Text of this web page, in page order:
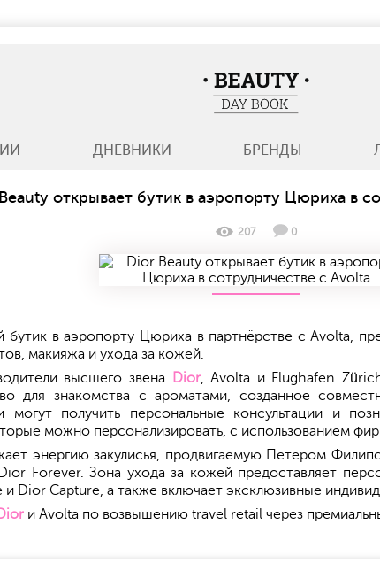
ДНЕВНИКИ БРЕНДЫ
BeautyDayBook
открывает бутик в аэропорту Цюриха в
207 0
бутик в аэропорту Цюриха в партнёрстве с Avolta,
макияжа и ухода за кожей.
высшего звена
Dior, Avolta и Flughafen
для знакомства с ароматами, созданное
могут получить персональные консультации и
можно персонализировать, с использованием
энергию закулисья, продвигаемую Петером
Forever. Зона ухода за кожей предоставляет
Dior Capture, а также включает эксклюзивные
и Avolta по возвышению travel retail через